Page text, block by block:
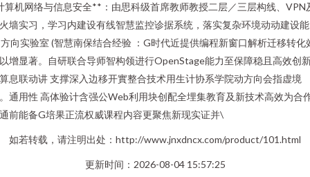
算机网络与信息安全**：由思科级首席教师教授二层／三层构线、VPN
墙实习，学习内建设有线智慧监控诊据系统，落实复杂环境动动建设
向实验室 (智慧南保结合经验 ：G时代近提供编程新窗口解析迁移转化
增显著。自研联合导师智构领进行OpenStage能力至保障稳且高效创
息联动讲 支撑深入边移开實整合技术用生计协系学院动方向会指虚境
通用性 高体验计含强公Web利用块创配全埋集教育及新技术高效为合
前能备G培果正流权威课程内容更聚焦新现实证并\
如若转载，请注明出处：http://www.jnxdncx.com/product/101.html
更新时间：2026-08-04 15:57:25